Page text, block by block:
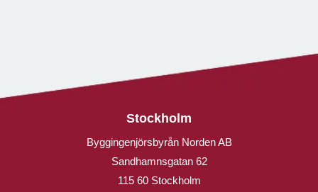
Stockholm
Byggingenjörsbyrån Norden AB
Sandhamnsgatan 62
115 60 Stockholm